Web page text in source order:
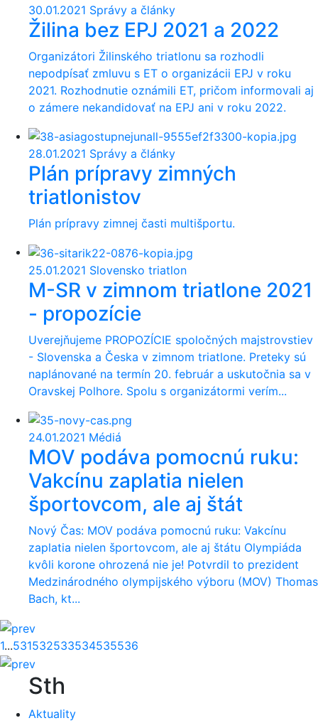
30.01.2021 Správy a články
Žilina bez EPJ 2021 a 2022
Organizátori Žilinského triatlonu sa rozhodli
nepodpísať zmluvu s ET o organizácii EPJ v roku
2021. Rozhodnutie oznámili ET, pričom informovali aj
o zámere nekandidovať na EPJ ani v roku 2022.
28.01.2021 Správy a články
Plán prípravy zimných
triatlonistov
Plán prípravy zimnej časti multišportu.
25.01.2021 Slovensko triatlon
M-SR v zimnom triatlone 2021
- propozície
Uverejňujeme PROPOZÍCIE spoločných majstrovstiev
- Slovenska a Česka v zimnom triatlone. Preteky sú
naplánované na termín 20. február a uskutočnia sa v
Oravskej Polhore. Spolu s organizátormi verím...
24.01.2021 Médiá
MOV podáva pomocnú ruku:
Vakcínu zaplatia nielen
športovcom, ale aj štát
Nový Čas: MOV podáva pomocnú ruku: Vakcínu
zaplatia nielen športovcom, ale aj štátu Olympiáda
kvôli korone ohrozená nie je! Potvrdil to prezident
Medzinárodného olympijského výboru (MOV) Thomas
Bach, kt...
1...531532533534535536
Sth
Aktuality